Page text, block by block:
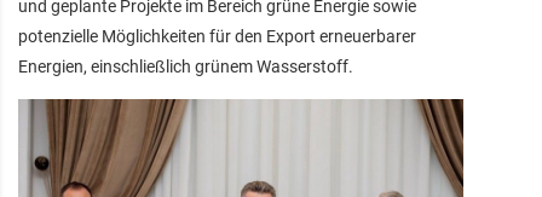
und geplante Projekte im Bereich grüne Energie sowie
potenzielle Möglichkeiten für den Export erneuerbarer
Energien, einschließlich grünem Wasserstoff.